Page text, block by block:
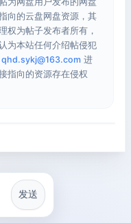
向的云盘网盘资源，其
权为帖子发布者所有，
为本站任何介绍帖侵犯
qhd.sykj@163.com 进
指向的资源存在侵权
发送